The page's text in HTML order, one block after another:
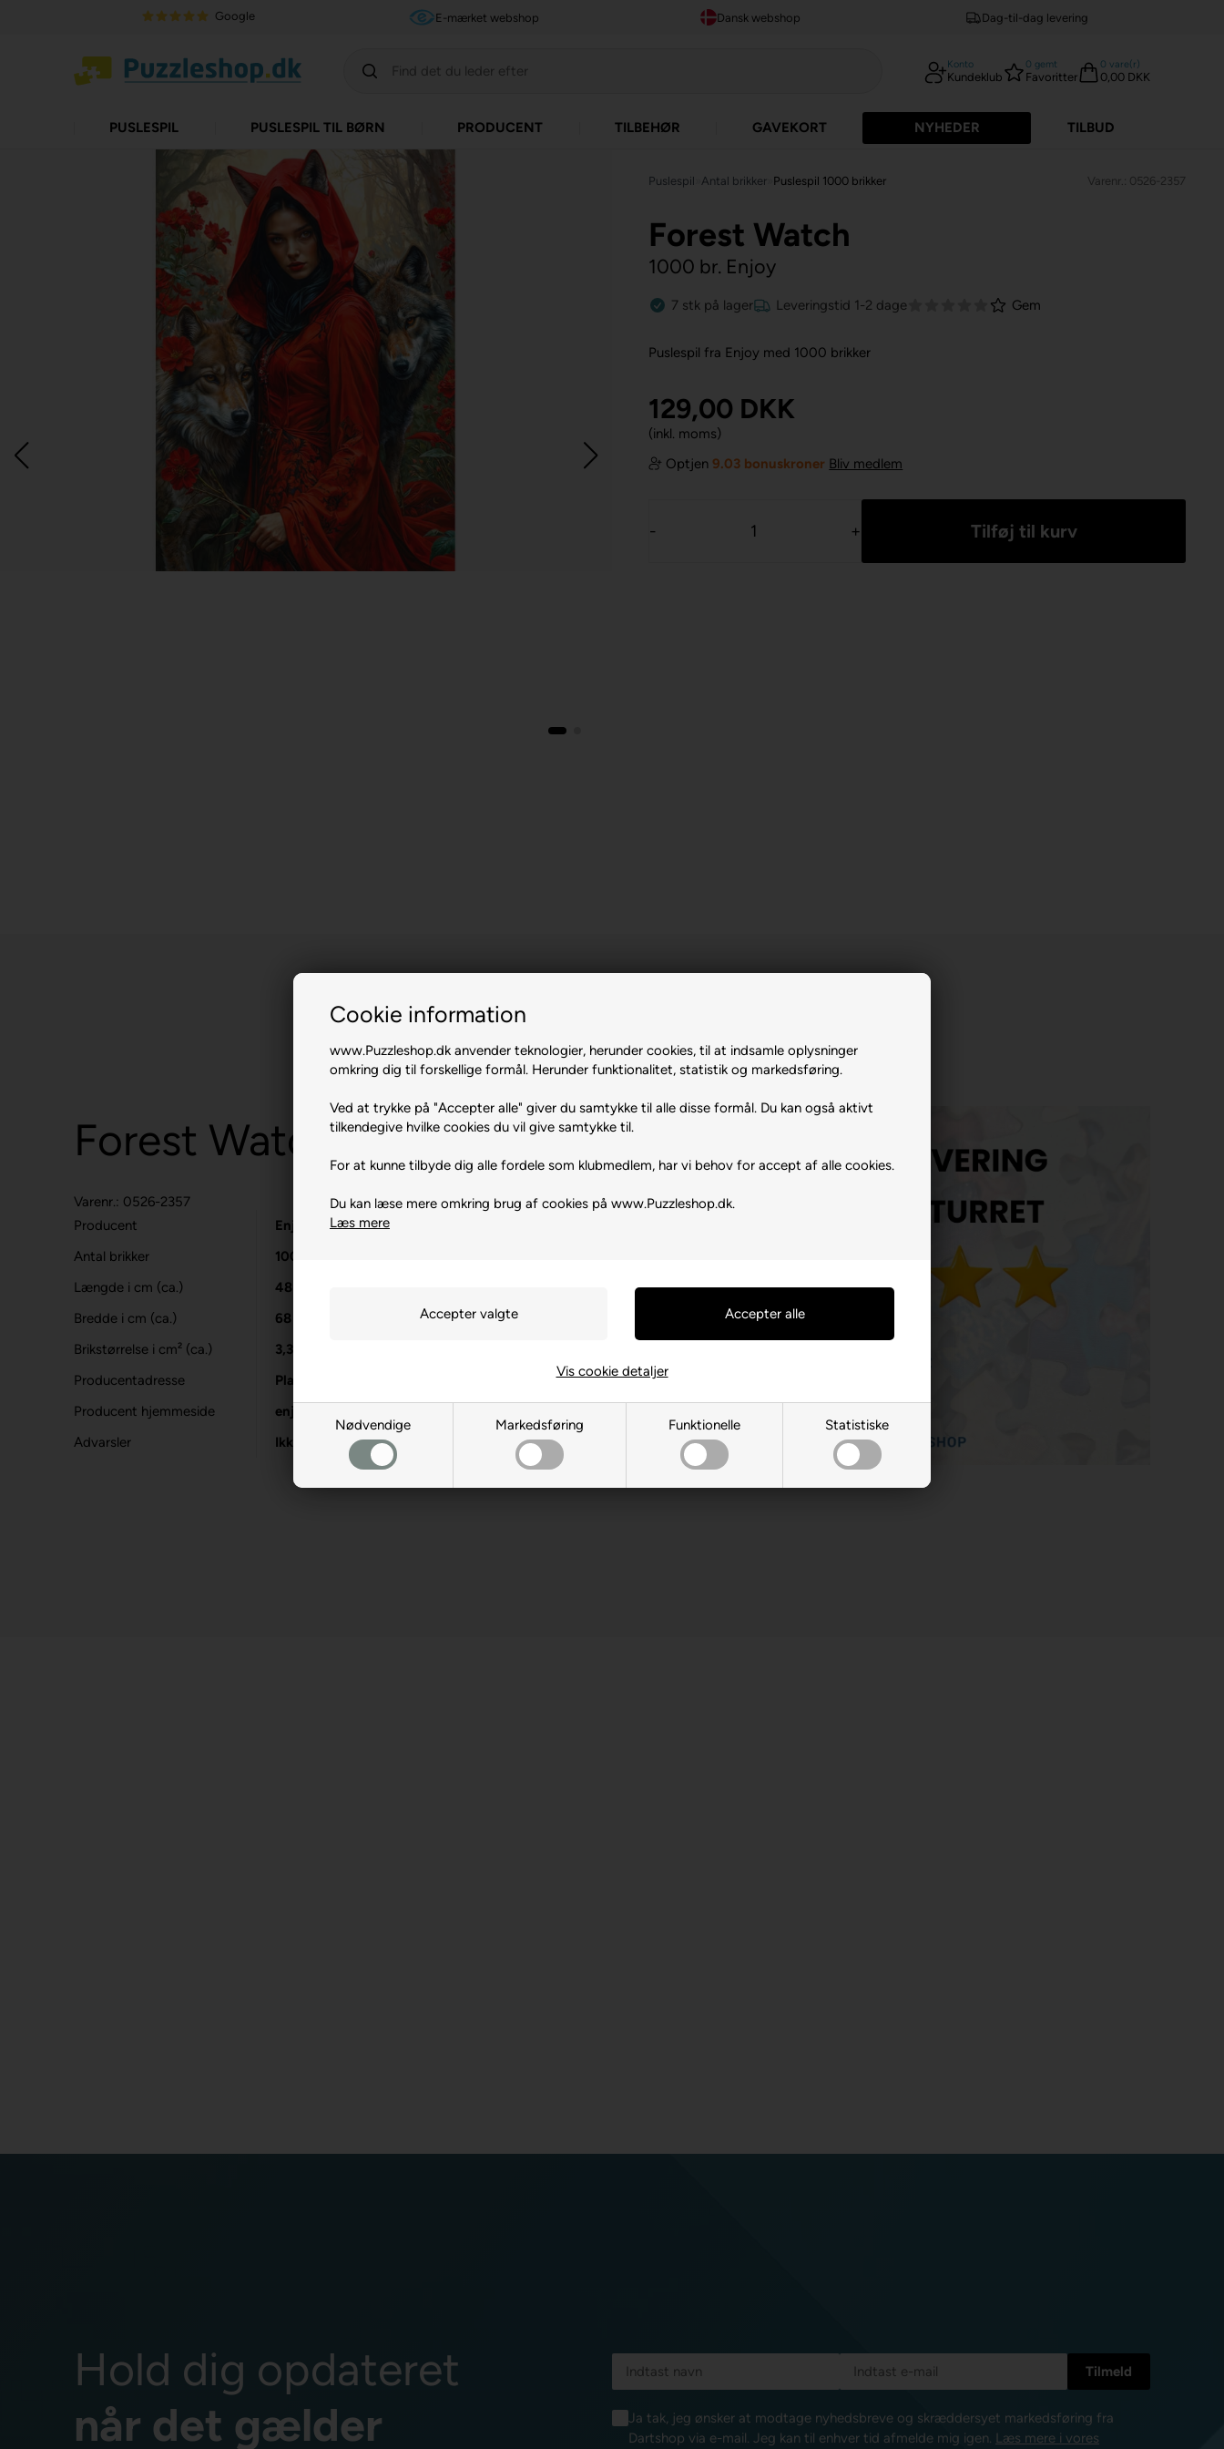
Cookie information
www.Puzzleshop.dk anvender teknologier, herunder cookies, til at indsamle oplysninger
omkring dig til forskellige formål. Herunder funktionalitet, statistik og markedsføring.
Ved at trykke på "Accepter alle" giver du samtykke til alle disse formål. Du kan også aktivt
tilkendegive hvilke cookies du vil give samtykke til.
For at kunne tilbyde dig alle fordele som klubmedlem, har vi behov for accept af alle cookies.
Du kan læse mere omkring brug af cookies på www.Puzzleshop.dk.
Læs mere
Nødvendige Markedsføring Funktionelle Statistiske
Vis cookie detaljer
Google E-mærket webshop Dansk webshop Dag-til-dag levering
Konto
Kundeklub
0 gemt
Favoritter
0 vare(r)
0,00 DKK
PUSLESPIL PUSLESPIL TIL BØRN PRODUCENT TILBEHØR GAVEKORT NYHEDER TILBUD
Puslespil Antal brikker Puslespil 1000 brikker Varenr.: 0526-2357
Forest Watch
1000 br. Enjoy
7 stk på lager Leveringstid 1-2 dage Gem
Puslespil fra Enjoy med 1000 brikker
129,00 DKK
(inkl. moms)
Optjen9.03 bonuskroner Bliv medlem
- +
Forest Watch.
Varenr.: 0526-2357
Producent
Enjoy
Antal brikker
1000
Længde i cm (ca.)
48
Bredde i cm (ca.)
68
Brikstørrelse i cm² (ca.)
3,3
Producentadresse
Platanilor 2, RO-500470 Brasov
Producent hjemmeside
enjoy-puzzle.com
Advarsler
Ikke til børn under 3 år. Indeholder små dele.
Hold dig opdateret
når det gælder
Ja tak, jeg ønsker at modtage nyhedsbreve og skræddersyet markedsføring fra
Dartshop via e-mail. Jeg kan til enhver tid afmelde mig igen. Læs mere i vores